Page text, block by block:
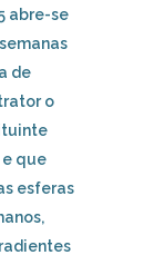
abre-se
de
o
que
esferas